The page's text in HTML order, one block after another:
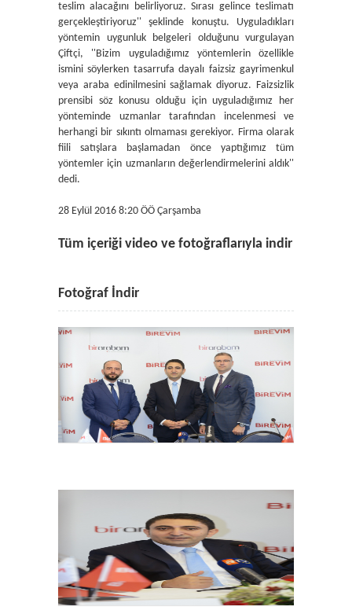
teslim alacağını belirliyoruz. Sırası gelince teslimatı
gerçekleştiriyoruz'' şeklinde konuştu. Uyguladıkları
yöntemin uygunluk belgeleri olduğunu vurgulayan
Çiftçi, ''Bizim uyguladığımız yöntemlerin özellikle
ismini söylerken tasarrufa dayalı faizsiz gayrimenkul
veya araba edinilmesini sağlamak diyoruz. Faizsizlik
prensibi söz konusu olduğu için uyguladığımız her
yönteminde uzmanlar tarafından incelenmesi ve
herhangi bir sıkıntı olmaması gerekiyor. Firma olarak
fiili satışlara başlamadan önce yaptığımız tüm
yöntemler için uzmanların değerlendirmelerini aldık''
dedi.
28 Eylül 2016 8:20 ÖÖ Çarşamba
Tüm içeriği video ve fotoğraflarıyla indir
Fotoğraf İndir